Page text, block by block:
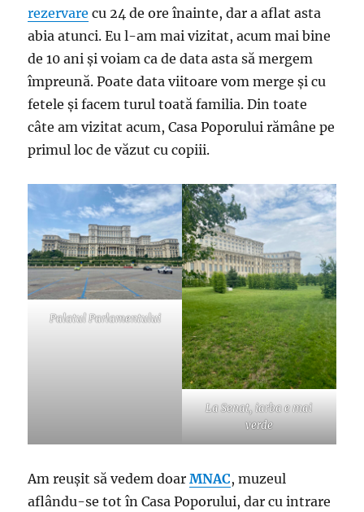
rezervare cu 24 de ore înainte, dar a aflat asta
abia atunci. Eu l-am mai vizitat, acum mai bine
de 10 ani și voiam ca de data asta să mergem
împreună. Poate data viitoare vom merge și cu
fetele și facem turul toată familia. Din toate
câte am vizitat acum, Casa Poporului rămâne pe
primul loc de văzut cu copiii.
Palatul Parlamentului
La Senat, iarba e mai
verde
Am reușit să vedem doarMNAC, muzeul
aflându-se tot în Casa Poporului, dar cu intrare